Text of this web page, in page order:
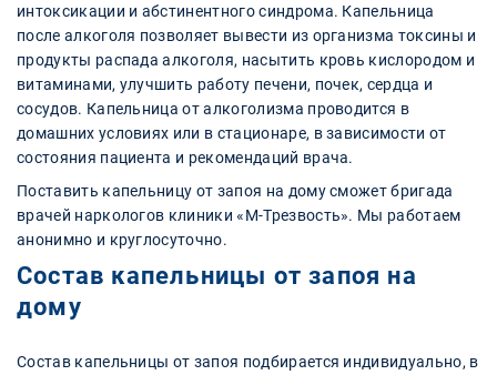
интоксикации и абстинентного синдрома. Капельница
после алкоголя позволяет вывести из организма токсины и
продукты распада алкоголя, насытить кровь кислородом и
витаминами, улучшить работу печени, почек, сердца и
сосудов. Капельница от алкоголизма проводится в
домашних условиях или в стационаре, в зависимости от
состояния пациента и рекомендаций врача.
Поставить капельницу от запоя на дому сможет бригада
врачей наркологов клиники «М-Трезвость». Мы работаем
анонимно и круглосуточно.
Состав капельницы от запоя на
дому
Состав капельницы от запоя подбирается индивидуально, в